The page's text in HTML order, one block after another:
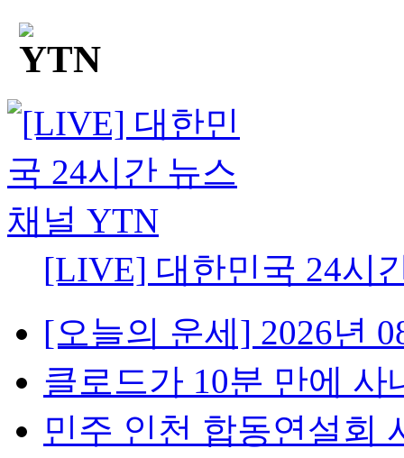
[LIVE] 대한민국 24시
[오늘의 운세] 2026년
클로드가 10분 만에 사
민주 인천 합동연설회